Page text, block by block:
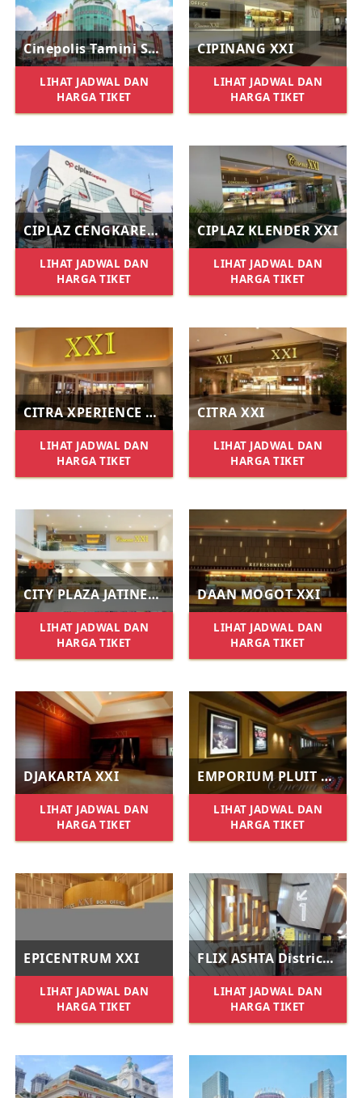
Cinepolis Tamini Square
LIHAT JADWAL DAN
HARGA TIKET
CIPINANG XXI
LIHAT JADWAL DAN
HARGA TIKET
CIPLAZ CENGKARENG XXI
LIHAT JADWAL DAN
HARGA TIKET
CIPLAZ KLENDER XXI
LIHAT JADWAL DAN
HARGA TIKET
CITRA XPERIENCE XXI
LIHAT JADWAL DAN
HARGA TIKET
CITRA XXI
LIHAT JADWAL DAN
HARGA TIKET
CITY PLAZA JATINEGARA XXI
LIHAT JADWAL DAN
HARGA TIKET
DAAN MOGOT XXI
LIHAT JADWAL DAN
HARGA TIKET
DJAKARTA XXI
LIHAT JADWAL DAN
HARGA TIKET
EMPORIUM PLUIT XXI
LIHAT JADWAL DAN
HARGA TIKET
EPICENTRUM XXI
LIHAT JADWAL DAN
HARGA TIKET
FLIX ASHTA District 8
LIHAT JADWAL DAN
HARGA TIKET